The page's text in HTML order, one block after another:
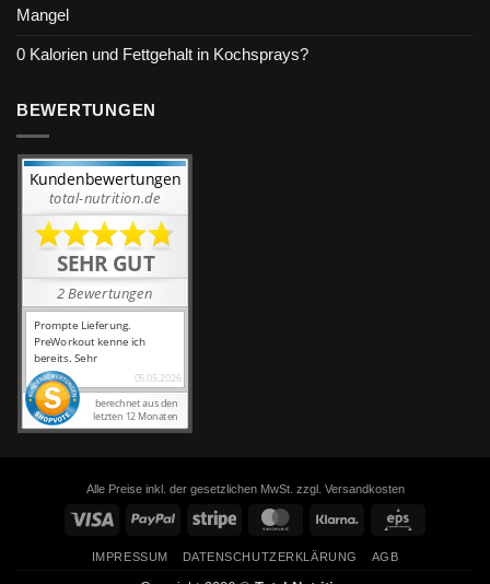
Mangel
0 Kalorien und Fettgehalt in Kochsprays?
BEWERTUNGEN
Alle Preise inkl. der gesetzlichen MwSt. zzgl. Versandkosten
Visa PayPal Stripe MasterCard Klarna
IMPRESSUM DATENSCHUTZERKLÄRUNG AGB